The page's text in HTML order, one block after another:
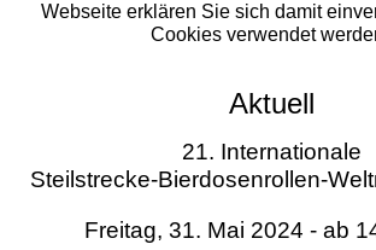
Literatur
Termine
Webseite erklären Sie sich damit
Cookies verwendet
Aktuell
21. Internationale
Steilstrecke-Bierdosenrollen-
Freitag, 31. Mai 2024 - ab